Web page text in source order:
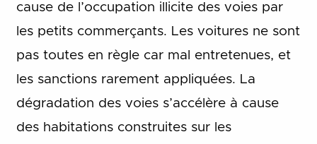
cause de l’occupation illicite des voies par
les petits commerçants. Les voitures ne sont
pas toutes en règle car mal entretenues, et
les sanctions rarement appliquées. La
dégradation des voies s’accélère à cause
des habitations construites sur les